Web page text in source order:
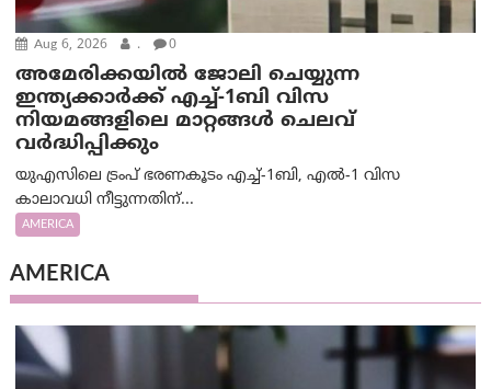
Aug 6, 2026 . 0
അമേരിക്കയില്‍ ജോലി ചെയ്യുന്ന
ഇന്ത്യക്കാർക്ക് എച്ച്-1ബി വിസ
നിയമങ്ങളിലെ മാറ്റങ്ങൾ ചെലവ്
വർദ്ധിപ്പിക്കും
യുഎസിലെ ട്രംപ് ഭരണകൂടം എച്ച്-1ബി, എൽ-1 വിസ
കാലാവധി നീട്ടുന്നതിന്...
AMERICA
AMERICA